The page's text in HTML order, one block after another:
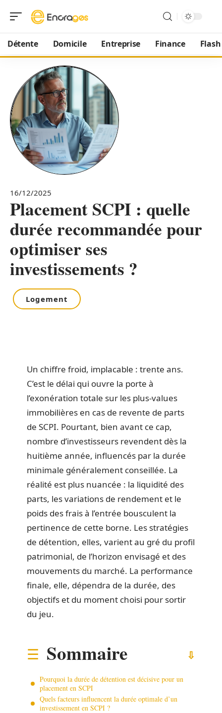
Détente Domicile Entreprise Finance
16/12/2025
Placement SCPI : quelle
durée recommandée pour
optimiser ses
investissements ?
Logement
Un chiffre froid, implacable : trente ans.
C’est le délai qui ouvre la porte à
l’exonération totale sur les plus-values
immobilières en cas de revente de parts
de SCPI. Pourtant, bien avant ce cap,
nombre d’investisseurs revendent dès la
huitième année, influencés par la durée
minimale généralement conseillée. La
réalité est plus nuancée : la liquidité des
parts, les variations de rendement et le
poids des frais à l’entrée bousculent la
pertinence de cette borne. Les stratégies
de détention, elles, varient au gré du profil
patrimonial, de l’horizon envisagé et des
mouvements du marché. La performance
finale, elle, dépendra de la durée, des
objectifs et du moment choisi pour sortir
du jeu.
Sommaire
Pourquoi la durée de détention est décisive pour un
placement en SCPI
Quels facteurs influencent la durée optimale d’un
investissement en SCPI ?